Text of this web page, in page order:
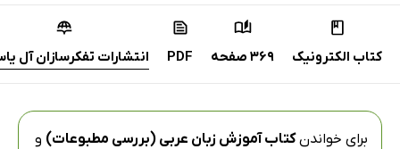
کتاب الکترونیک 369 صفحه PDF انتشارات تفکرسازان آل
برای خواندنکتاب آموزش زبان عربی (بررسی مطبوعات) و